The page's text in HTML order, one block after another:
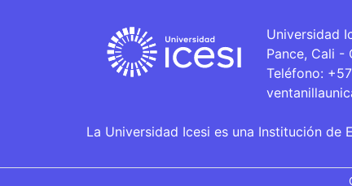
Universidad
Pance, Cali -
Teléfono:
La Universidad Icesi es una Institución de